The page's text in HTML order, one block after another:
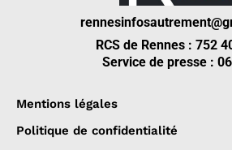
RCS de Rennes : 752
Service de presse :
Mentions légales
Politique de confidentialité